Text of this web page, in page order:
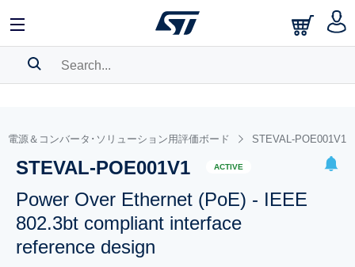
BOOKMARK
Please log in to show your saved searches.
電源＆コンバータ･ソリューション用評価ボード STEVAL-POE001V1
STEVAL-POE001V1 ACTIVE
Power Over Ethernet (PoE) - IEEE
802.3bt compliant interface
reference design